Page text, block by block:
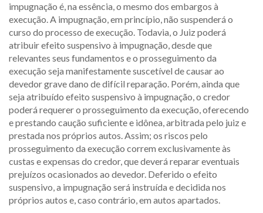
impugnação é, na essência, o mesmo dos embargos à
execução. A impugnação, em princípio, não suspenderá o
curso do processo de execução. Todavia, o Juiz poderá
atribuir efeito suspensivo à impugnação, desde que
relevantes seus fundamentos e o prosseguimento da
execução seja manifestamente suscetível de causar ao
devedor grave dano de difícil reparação. Porém, ainda que
seja atribuído efeito suspensivo à impugnação, o credor
poderá requerer o prosseguimento da execução, oferecendo
e prestando caução suficiente e idônea, arbitrada pelo juiz e
prestada nos próprios autos. Assim; os riscos pelo
prosseguimento da execução correm exclusivamente às
custas e expensas do credor, que deverá reparar eventuais
prejuízos ocasionados ao devedor. Deferido o efeito
suspensivo, a impugnação será instruída e decidida nos
próprios autos e, caso contrário, em autos apartados.